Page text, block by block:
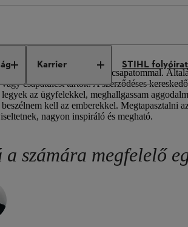
Karrier STIHL folyóirat
az irodában dolgozom a csapatommal.
csapatülést tartok. A szerződéses
az ügyfelekkel, meghallgassam
kell az emberekkel. Megtapasztalni
nagyon inspiráló és megható.
számára megfelelő